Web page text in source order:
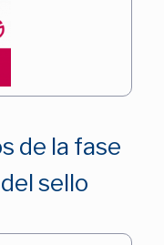
de la fase
sello